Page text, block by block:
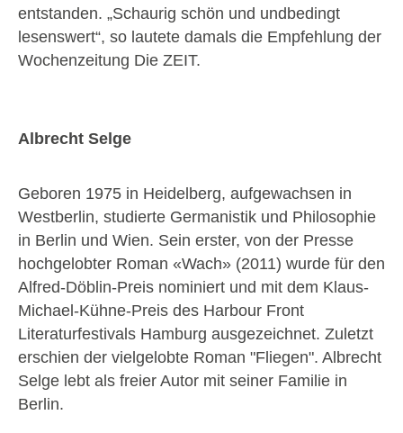
entstanden. „Schaurig schön und undbedingt
lesenswert“, so lautete damals die Empfehlung der
Wochenzeitung Die ZEIT.
Albrecht Selge
Geboren 1975 in Heidelberg, aufgewachsen in
Westberlin, studierte Germanistik und Philosophie
in Berlin und Wien. Sein erster, von der Presse
hochgelobter Roman «Wach» (2011) wurde für den
Alfred-Döblin-Preis nominiert und mit dem Klaus-
Michael-Kühne-Preis des Harbour Front
Literaturfestivals Hamburg ausgezeichnet. Zuletzt
erschien der vielgelobte Roman "Fliegen". Albrecht
Selge lebt als freier Autor mit seiner Familie in
Berlin.